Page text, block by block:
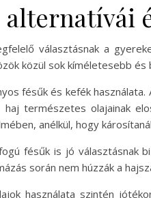
alternatívái
választásnak a
közül sok kíméletesebb
fésűk és kefék
természetes olajainak
anélkül, hogy
fésűk is jó választásnak
során nem húzzák a
használata szintén